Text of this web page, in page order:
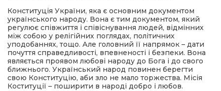
Конституція України, яка є основним документом
українського народу. Вона є тим документом, який
регулює співжиття і співіснування людей, відмінних
між собою у релігійних поглядах, політичних
уподобаннях, тощо. Але головний її напрямок – дати
почуття справедливості, впевненості і безпеки. Вона
являється проявом любові народу до Бога і до свого
ближнього. Український народ повинен берегти
свою Конституцію, аби зло не мало торжества. Місія
Коституції – поширити в народі добро і любов.